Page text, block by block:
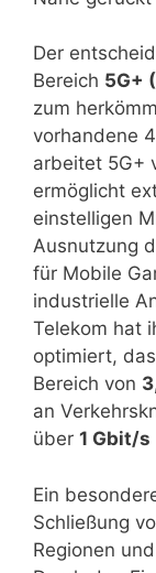
Der
Bereich 5G+
zum
vorhandene
arbeitet 5G+
ermöglicht
einstelligen
Ausnutzung
für Mobile
industrielle
Telekom hat
optimiert,
Bereich von
an
über 1 Gbit/s
Ein
Schließung
Regionen